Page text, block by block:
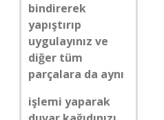
bindirerek
yapıştırıp
uygulayınız ve
diğer tüm
parçalara da aynı
işlemi yaparak